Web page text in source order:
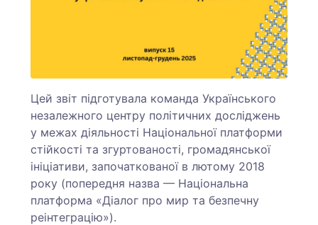
Цей звіт підготувала команда Українського
незалежного центру політичних досліджень
у межах діяльності Національної платформи
стійкості та згуртованості, громадянської
ініціативи, започаткованої в лютому 2018
року (попередня назва — Національна
платформа «Діалог про мир та безпечну
реінтеграцію»).